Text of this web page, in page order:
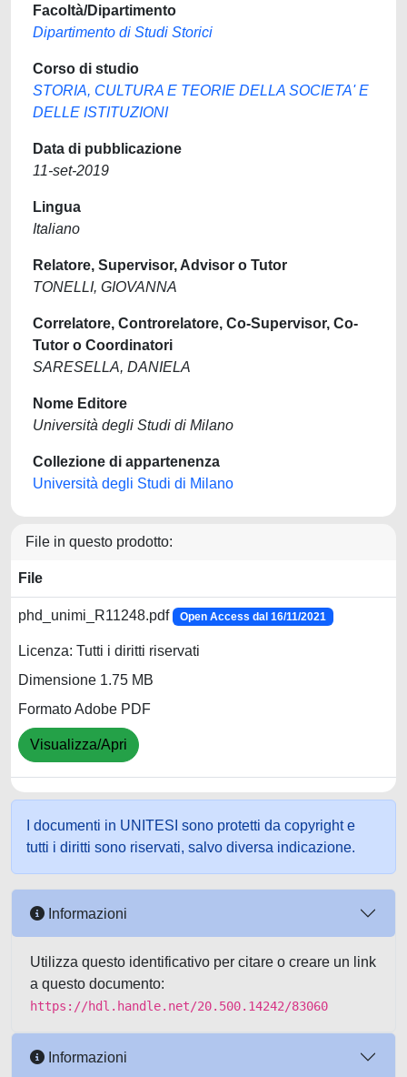
Facoltà/Dipartimento
Dipartimento di Studi Storici
Corso di studio
STORIA, CULTURA E TEORIE DELLA SOCIETA' E
DELLE ISTITUZIONI
Data di pubblicazione
11-set-2019
Lingua
Italiano
Relatore, Supervisor, Advisor o Tutor
TONELLI, GIOVANNA
Correlatore, Controrelatore, Co-Supervisor, Co-
Tutor o Coordinatori
SARESELLA, DANIELA
Nome Editore
Università degli Studi di Milano
Collezione di appartenenza
Università degli Studi di Milano
File in questo prodotto:
File
phd_unimi_R11248.pdf Open Access dal 16/11/2021
Licenza: Tutti i diritti riservati
Dimensione 1.75 MB
Formato Adobe PDF
Visualizza/Apri
I documenti in UNITESI sono protetti da copyright e
tutti i diritti sono riservati, salvo diversa indicazione.
Informazioni
Utilizza questo identificativo per citare o creare un link
a questo documento:
https://hdl.handle.net/20.500.14242/83060
Informazioni